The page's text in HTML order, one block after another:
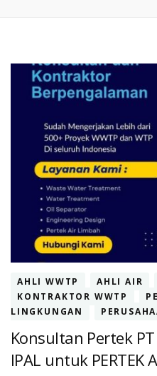
AHLI WWTP AHLI AIR
KONTRAKTOR WWTP
LINGKUNGAN
Konsultan Pertek PT
IPAL untuk PERTEK